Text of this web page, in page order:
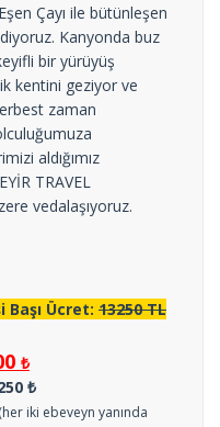
Çayı ile bütünleşen
Kanyonda buz
bir yürüyüş
kentini geziyor ve
zaman
aldığımız
TRAVEL
vedalaşıyoruz.
Başı Ücret: 13250 TL
₺
₺
(her iki ebeveyn yanında